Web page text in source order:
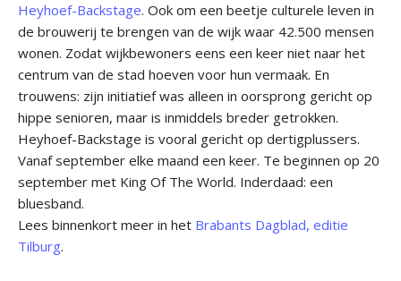
Heyhoef-Backstage. Ook om een beetje culturele leven in
de brouwerij te brengen van de wijk waar 42.500 mensen
wonen. Zodat wijkbewoners eens een keer niet naar het
centrum van de stad hoeven voor hun vermaak. En
trouwens: zijn initiatief was alleen in oorsprong gericht op
hippe senioren, maar is inmiddels breder getrokken.
Heyhoef-Backstage is vooral gericht op dertigplussers.
Vanaf september elke maand een keer. Te beginnen op 20
september met King Of The World. Inderdaad: een
bluesband.
Lees binnenkort meer in het Brabants Dagblad, editie
Tilburg.